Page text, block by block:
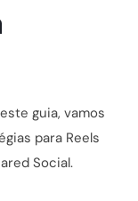
guia, vamos
para Reels
Social.